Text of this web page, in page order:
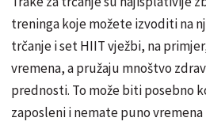
treninga koje možete izvoditi na
trčanje i set HIIT vježbi, na
vremena, a pružaju mnoštvo
prednosti. To može biti posebno
zaposleni i nemate puno vremena